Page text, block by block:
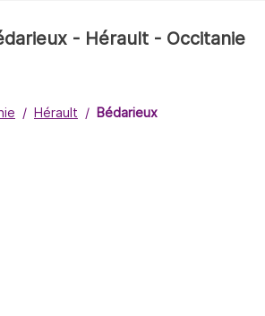
- Hérault - Occitanie
Hérault Bédarieux